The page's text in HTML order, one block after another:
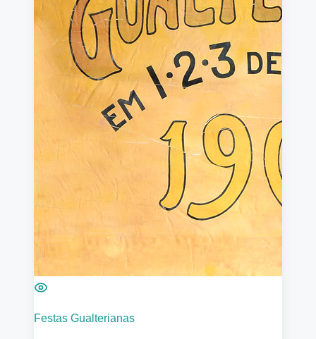
Festas Gualterianas